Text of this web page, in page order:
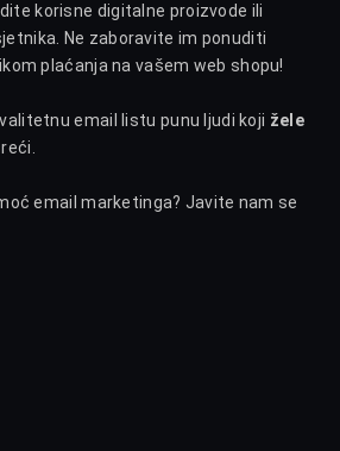
korisne digitalne proizvode ili
Ne zaboravite im ponuditi
plaćanja na vašem web shopu!
email listu punu ljudi koji žele
email marketinga? Javite nam se